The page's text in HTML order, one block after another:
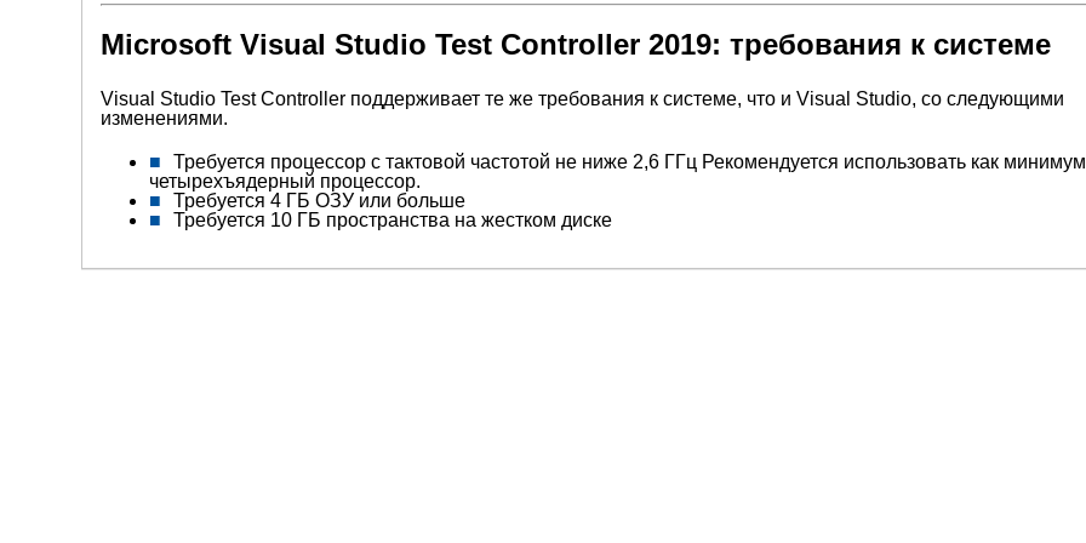
Microsoft Visual Studio Test Controller 2019: требования к системе
Visual Studio Test Controller поддерживает те же требования к системе, что и Visual Studio, со следующими
изменениями.
Требуется процессор с тактовой частотой не ниже 2,6 ГГц Рекомендуется использовать как минимум
четырехъядерный процессор.
Требуется 4 ГБ ОЗУ или больше
Требуется 10 ГБ пространства на жестком диске